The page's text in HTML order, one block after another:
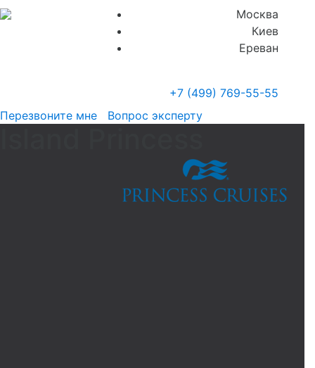
Москва
Киев
Ереван
+7 (499) 769-55-55
Перезвоните мне
Вопрос эксперту